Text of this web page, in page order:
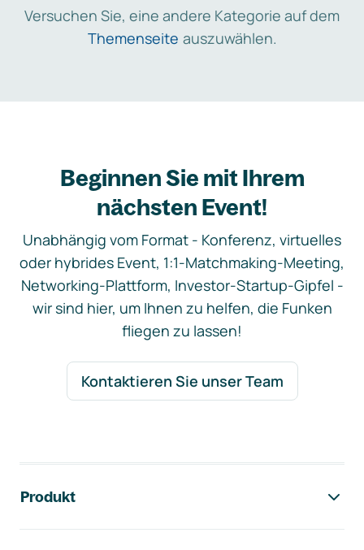
Versuchen Sie, eine andere Kategorie auf dem
Themenseite auszuwählen.
Beginnen Sie mit Ihrem
nächsten Event!
Unabhängig vom Format - Konferenz, virtuelles
oder hybrides Event, 1:1-Matchmaking-Meeting,
Networking-Plattform, Investor-Startup-Gipfel -
wir sind hier, um Ihnen zu helfen, die Funken
fliegen zu lassen!
Kontaktieren Sie unser Team
Produkt